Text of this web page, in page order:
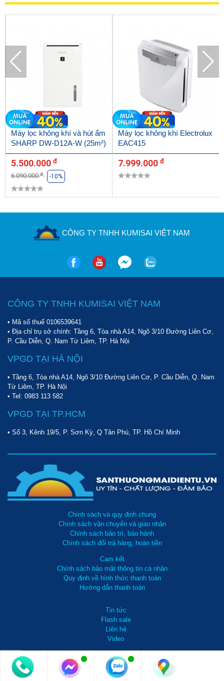
Máy lọc không khí và hút ẩm
SHARP DW-D12A-W (25m²)
5.500.000 đ
6.090.000đ -10%
Máy lọc không khí Electrolux
EAC415
7.999.000 đ
CÔNG TY TNHH KUMISAI VIỆT NAM
CÔNG TY TNHH KUMISAI VIỆT NAM
• Mã số thuế 0106539641
• Địa chỉ trụ sở chính: Tầng 6, Tòa nhà A14, Ngõ 3/10 Đường Liên Cơ,
P. Cầu Diễn, Q. Nam Từ Liêm, TP. Hà Nội
VPGD TẠI HÀ NỘI
• Tầng 6, Tòa nhà A14, Ngõ 3/10 Đường Liên Cơ, P. Cầu Diễn, Q. Nam
Từ Liêm, TP. Hà Nội
• Tel: 0983 113 582
VPGD TẠI TP.HCM
• Số 3, Kênh 19/5, P. Sơn Kỳ, Q Tân Phú, TP. Hồ Chí Minh
Chính sách và quy định chung
Chính sách vận chuyển và giao nhận
Chính sách bảo trì, bảo hành
Chính sách đổi trả hàng, hoàn tiền
Cam kết
Chính sách bảo mật thông tin cá nhân
Quy định về hình thức thanh toán
Hướng dẫn thanh toán
Tin tức
Flash sale
Liên hệ
Video
0981 738 099